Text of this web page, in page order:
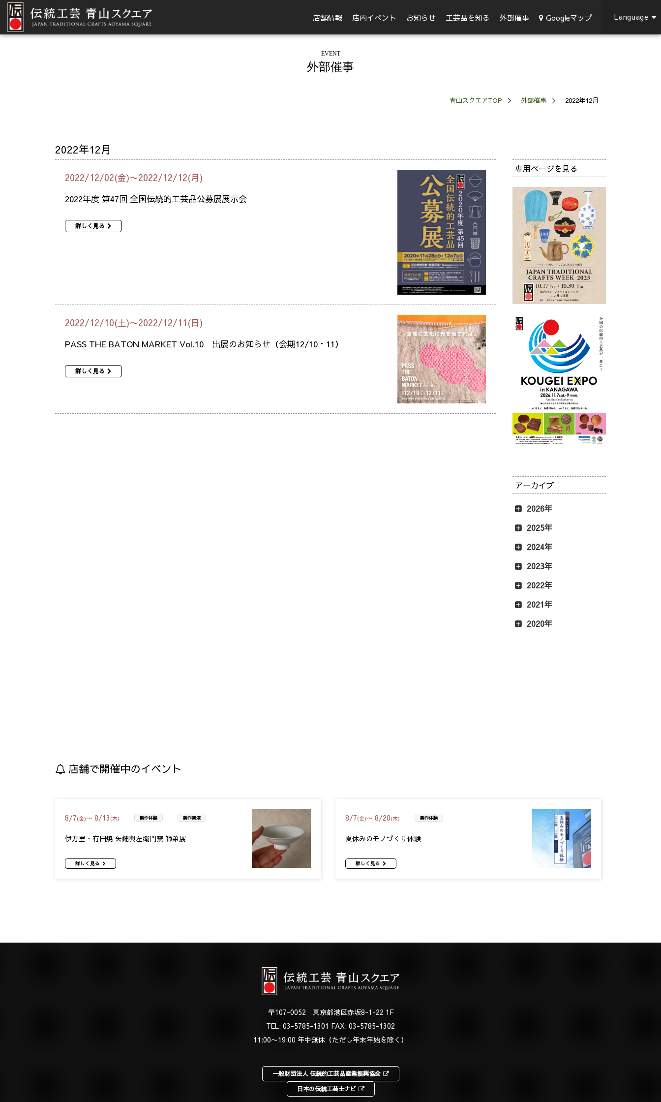
店舗情報 店内イベント お知らせ 工芸品を知る 外部催事 Googleマップ Language
EVENT
外部催事
青山スクエアTOP 外部催事 2022年12月
2022年12月
2022/12/02(金)〜2022/12/12(月)
2022年度 第47回 全国伝統的工芸品公募展展示会
詳しく見る
2022/12/10(土)〜2022/12/11(日)
PASS THE BATON MARKET Vol.10 出展のお知らせ（会期12/10・11）
詳しく見る
専用ページを見る
アーカイブ
2026年
2025年
2024年
2023年
2022年
2021年
2020年
店舗で開催中のイベント
8/7(金)〜 8/13 (木) 製作体験 製作実演
伊万里・有田焼 矢鋪與左衛門窯 師弟展
詳しく見る
8/7(金)〜 8/20(木) 製作体験
夏休みのモノづくり体験
詳しく見る
〒107-0052 東京都港区赤坂8-1-22 1F
TEL: 03-5785-1301 FAX: 03-5785-1302
11:00〜19:00 年中無休（ただし年末年始を除く）
一般財団法人 伝統的工芸品産業振興協会
日本の伝統工芸士ナビ